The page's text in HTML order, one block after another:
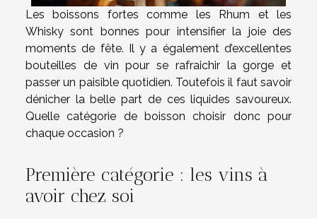
Les boissons fortes comme les Rhum et les
Whisky sont bonnes pour intensifier la joie des
moments de fête. Il y a également d’excellentes
bouteilles de vin pour se rafraichir la gorge et
passer un paisible quotidien. Toutefois il faut savoir
dénicher la belle part de ces liquides savoureux.
Quelle catégorie de boisson choisir donc pour
chaque occasion ?
Première catégorie : les vins à
avoir chez soi